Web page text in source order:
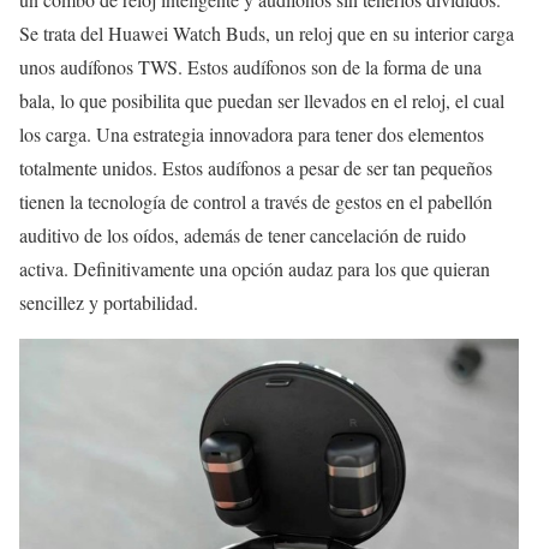
Se trata del Huawei Watch Buds, un reloj que en su interior carga
unos audífonos TWS. Estos audífonos son de la forma de una
bala, lo que posibilita que puedan ser llevados en el reloj, el cual
los carga. Una estrategia innovadora para tener dos elementos
totalmente unidos. Estos audífonos a pesar de ser tan pequeños
tienen la tecnología de control a través de gestos en el pabellón
auditivo de los oídos, además de tener cancelación de ruido
activa. Definitivamente una opción audaz para los que quieran
sencillez y portabilidad.